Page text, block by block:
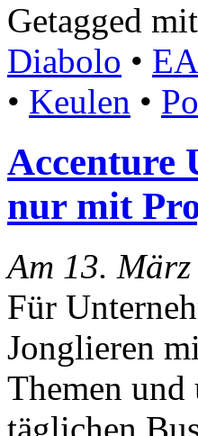
Getagged
Diabolo •
• Keulen •
Accenture
nur mit
Am 13.
Für
Jonglieren
Themen